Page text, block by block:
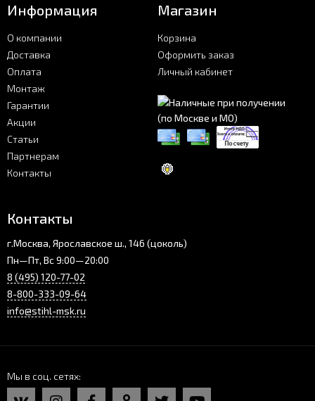
Информация
О компании
Доставка
Оплата
Монтаж
Гарантии
Акции
Статьи
Партнерам
Контакты
Магазин
Корзина
Оформить заказ
Личный кабинет
Контакты
г.Москва, Ярославское ш., 146 (цоколь)
Пн—Пт, Вс 9:00—20:00
8 (495) 120-77-02
8-800-333-09-64
info@stihl-msk.ru
Мы в соц. сетях